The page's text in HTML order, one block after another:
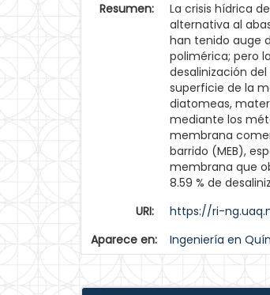
Resumen:
La crisis hídrica
alternativa al
han tenido auge
polimérica; pero
desalinización
superficie de la
diatomeas,
mediante los
membrana
barrido (MEB),
membrana que
8.59 % de
URI:
https://ri-
Aparece en:
Ingeniería en